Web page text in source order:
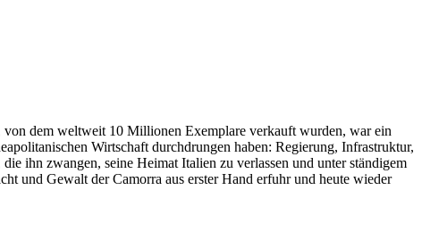
von dem weltweit 10 Millionen Exemplare verkauft wurden, war ein
Wirtschaft durchdrungen haben: Regierung, Infrastruktur,
ihn zwangen, seine Heimat Italien zu verlassen und unter ständigem
und Gewalt der Camorra aus erster Hand erfuhr und heute wieder